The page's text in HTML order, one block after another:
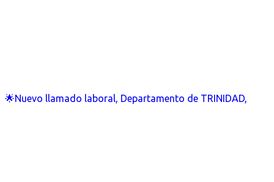
🌟Nuevo llamado laboral, Departamento de TRINIDAD,